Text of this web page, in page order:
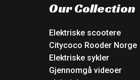
Our Collection
Elektriske scootere
Citycoco Rooder Norge
Elektriske sykler
Gjennomgå videoer